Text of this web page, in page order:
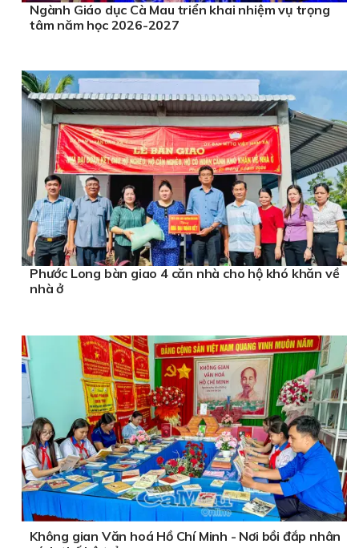
Ngành Giáo dục Cà Mau triển khai nhiệm vụ trọng
tâm năm học 2026-2027
Phước Long bàn giao 4 căn nhà cho hộ khó khăn về
nhà ở
Không gian Văn hoá Hồ Chí Minh - Nơi bồi đắp nhân